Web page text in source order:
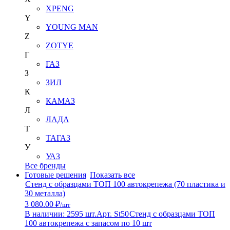
XPENG
Y
YOUNG MAN
Z
ZOTYE
Г
ГАЗ
З
ЗИЛ
К
КАМАЗ
Л
ЛАДА
Т
ТАГАЗ
У
УАЗ
Все бренды
Готовые решения Показать все
Стенд с образцами ТОП 100 автокрепежа (70 пластика и
30 металла)
3 080.00 ₽/шт
В наличии: 2595 шт.Арт. St50Стенд с образцами ТОП
100 автокрепежа с запасом по 10 шт